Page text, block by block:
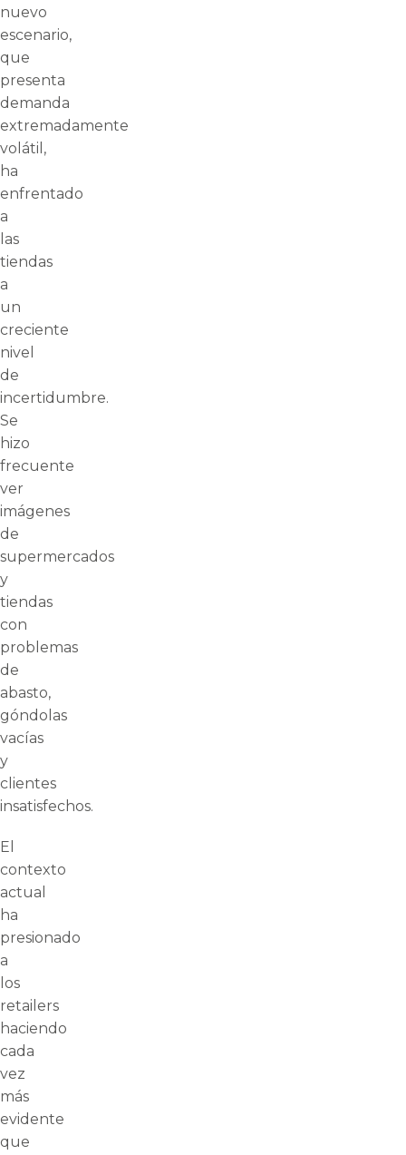
nuevo
escenario,
que
presenta
demanda
extremadamente
volátil,
ha
enfrentado
a
las
tiendas
a
un
creciente
nivel
de
incertidumbre.
Se
hizo
frecuente
ver
imágenes
de
supermercados
y
tiendas
con
problemas
de
abasto,
góndolas
vacías
y
clientes
insatisfechos.
El
contexto
actual
ha
presionado
a
los
retailers
haciendo
cada
vez
más
evidente
que